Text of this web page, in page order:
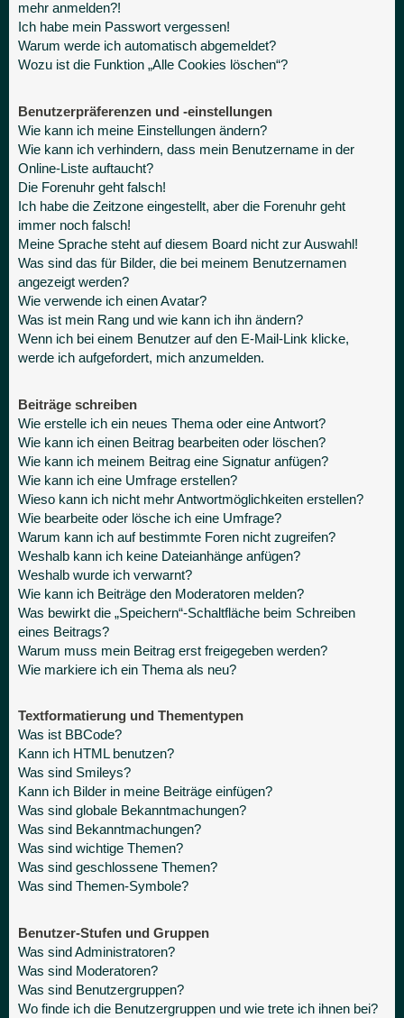
mehr anmelden?!
Ich habe mein Passwort vergessen!
Warum werde ich automatisch abgemeldet?
Wozu ist die Funktion „Alle Cookies löschen“?
Benutzerpräferenzen und -einstellungen
Wie kann ich meine Einstellungen ändern?
Wie kann ich verhindern, dass mein Benutzername in der
Online-Liste auftaucht?
Die Forenuhr geht falsch!
Ich habe die Zeitzone eingestellt, aber die Forenuhr geht
immer noch falsch!
Meine Sprache steht auf diesem Board nicht zur Auswahl!
Was sind das für Bilder, die bei meinem Benutzernamen
angezeigt werden?
Wie verwende ich einen Avatar?
Was ist mein Rang und wie kann ich ihn ändern?
Wenn ich bei einem Benutzer auf den E-Mail-Link klicke,
werde ich aufgefordert, mich anzumelden.
Beiträge schreiben
Wie erstelle ich ein neues Thema oder eine Antwort?
Wie kann ich einen Beitrag bearbeiten oder löschen?
Wie kann ich meinem Beitrag eine Signatur anfügen?
Wie kann ich eine Umfrage erstellen?
Wieso kann ich nicht mehr Antwortmöglichkeiten erstellen?
Wie bearbeite oder lösche ich eine Umfrage?
Warum kann ich auf bestimmte Foren nicht zugreifen?
Weshalb kann ich keine Dateianhänge anfügen?
Weshalb wurde ich verwarnt?
Wie kann ich Beiträge den Moderatoren melden?
Was bewirkt die „Speichern“-Schaltfläche beim Schreiben
eines Beitrags?
Warum muss mein Beitrag erst freigegeben werden?
Wie markiere ich ein Thema als neu?
Textformatierung und Thementypen
Was ist BBCode?
Kann ich HTML benutzen?
Was sind Smileys?
Kann ich Bilder in meine Beiträge einfügen?
Was sind globale Bekanntmachungen?
Was sind Bekanntmachungen?
Was sind wichtige Themen?
Was sind geschlossene Themen?
Was sind Themen-Symbole?
Benutzer-Stufen und Gruppen
Was sind Administratoren?
Was sind Moderatoren?
Was sind Benutzergruppen?
Wo finde ich die Benutzergruppen und wie trete ich ihnen bei?